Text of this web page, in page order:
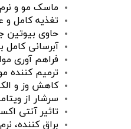
ماسک مو و
تغذیه کامل
حاوی بیوتین
آبرسانی
فراهم آوری
ترمیم کننده
کاهش وز و
سرشار از
تاثیر آنتی
براق کننده،